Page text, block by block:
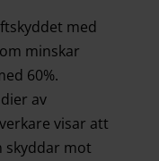
med
minskar
60%.
av
visar att
skyddar mot